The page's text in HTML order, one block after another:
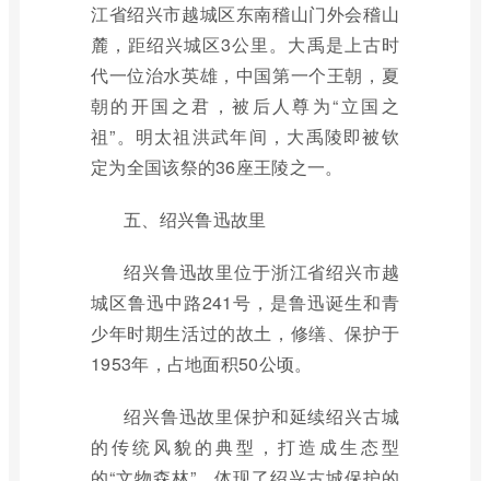
江省绍兴市越城区东南稽山门外会稽山
麓，距绍兴城区3公里。大禹是上古时
代一位治水英雄，中国第一个王朝，夏
朝的开国之君，被后人尊为“立国之
祖”。明太祖洪武年间，大禹陵即被钦
定为全国该祭的36座王陵之一。
五、绍兴鲁迅故里
绍兴鲁迅故里位于浙江省绍兴市越
城区鲁迅中路241号，是鲁迅诞生和青
少年时期生活过的故土，修缮、保护于
1953年，占地面积50公顷。
绍兴鲁迅故里保护和延续绍兴古城
的传统风貌的典型，打造成生态型